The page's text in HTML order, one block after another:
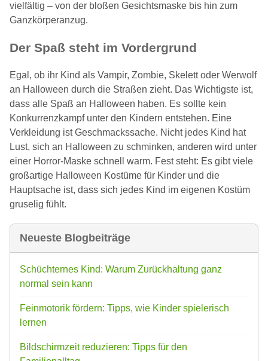
vielfältig – von der bloßen Gesichtsmaske bis hin zum
Ganzkörperanzug.
Der Spaß steht im Vordergrund
Egal, ob ihr Kind als Vampir, Zombie, Skelett oder Werwolf
an Halloween durch die Straßen zieht. Das Wichtigste ist,
dass alle Spaß an Halloween haben. Es sollte kein
Konkurrenzkampf unter den Kindern entstehen. Eine
Verkleidung ist Geschmackssache. Nicht jedes Kind hat
Lust, sich an Halloween zu schminken, anderen wird unter
einer Horror-Maske schnell warm. Fest steht: Es gibt viele
großartige Halloween Kostüme für Kinder und die
Hauptsache ist, dass sich jedes Kind im eigenen Kostüm
gruselig fühlt.
Neueste Blogbeiträge
Schüchternes Kind: Warum Zurückhaltung ganz
normal sein kann
Feinmotorik fördern: Tipps, wie Kinder spielerisch
lernen
Bildschirmzeit reduzieren: Tipps für den